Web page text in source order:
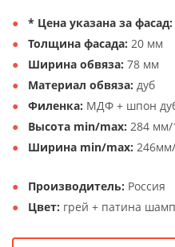
* Цена указана за фасад:
Толщина фасада: 20 мм
Ширина обвяза: 78 мм
Материал обвяза: дуб
Филенка: МДФ + шпон
Высота min/max: 284 мм/
Ширина min/max:
Производитель: Россия
Цвет: грей + патина